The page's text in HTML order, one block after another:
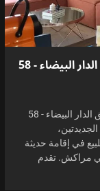
شقة مفروشة للبيع - طريق الدار البيضاء - 58
شقة جديدة مفروشة للبيع - طريق الدار البيضاء - 58
في إقامة حديثة
مراكش. تقدم